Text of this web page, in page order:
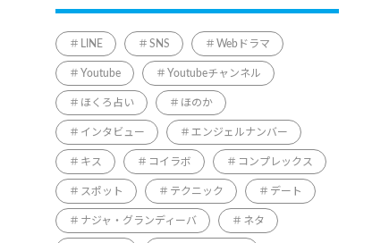
LINE SNS Webドラマ
Youtube Youtubeチャンネル
ほくろ占い ほのか
インタビュー エンジェルナンバー
キス コイラボ コンプレックス
スポット テクニック デート
ナジャ・グランディーバ ネタ